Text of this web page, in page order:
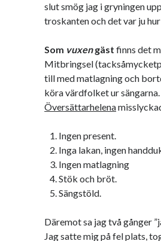
slut smög jag i gryningen
troskanten och det var ju
Som vuxengäst finns det
Mitbringsel
till med matlagning och
köra värdfolket ur
Översättarhelena
Ingen present.
Inga lakan, ingen
Ingen matlagning
Stök och bröt.
Sängstöld.
Däremot sa jag två gånger
Jag satte mig på fel plats,